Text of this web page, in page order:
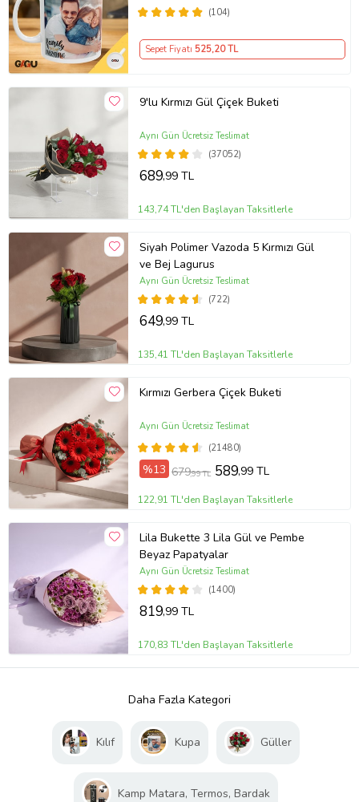
(104)
Sepet Fiyatı 525,20 TL
9'lu Kırmızı Gül Çiçek Buketi
(37052)
Aynı Gün Ücretsiz Teslimat
689,99 TL
143,74 TL'den Başlayan Taksitlerle
Siyah Polimer Vazoda 5 Kırmızı Gül
ve Bej Lagurus
(722)
Aynı Gün Ücretsiz Teslimat
649,99 TL
135,41 TL'den Başlayan Taksitlerle
Kırmızı Gerbera Çiçek Buketi
(21480)
Aynı Gün Ücretsiz Teslimat
%13 679,99 TL 589,99 TL
122,91 TL'den Başlayan Taksitlerle
Lila Bukette 3 Lila Gül ve Pembe
Beyaz Papatyalar
(1400)
Aynı Gün Ücretsiz Teslimat
819,99 TL
170,83 TL'den Başlayan Taksitlerle
Daha Fazla Kategori
Kılıf Kupa Güller
Kamp Matara, Termos, Bardak